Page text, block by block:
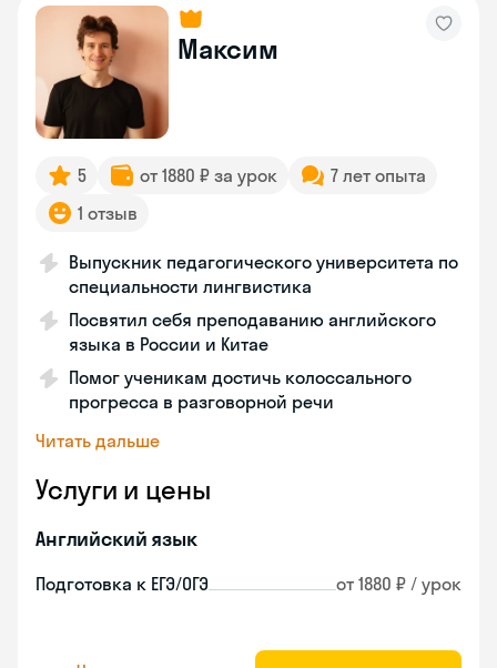
Максим
5 от 1880 ₽ за урок
7 лет опыта
1 отзыв
Выпускник педагогического университета по
специальности лингвистика
Посвятил себя преподаванию английского
языка в России и Китае
Помог ученикам достичь колоссального
прогресса в разговорной речи
Читать дальше
Услуги и цены
Английский язык
Подготовка к ЕГЭ/ОГЭ от 1880 ₽ / урок